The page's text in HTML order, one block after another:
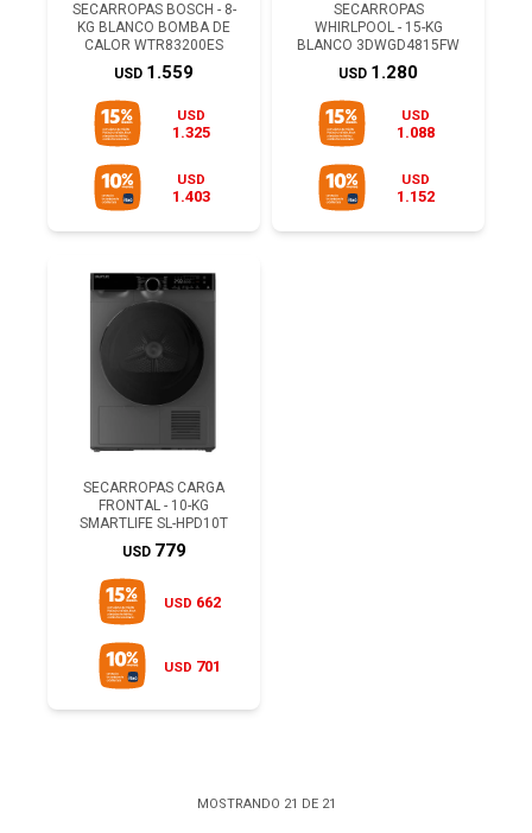
SECARROPAS BOSCH - 8-
KG BLANCO BOMBA DE
CALOR WTR83200ES
USD 1.559
USD
1.325
USD
1.403
SECARROPAS
WHIRLPOOL - 15-KG
BLANCO 3DWGD4815FW
USD 1.280
USD
1.088
USD
1.152
SECARROPAS CARGA
FRONTAL - 10-KG
SMARTLIFE SL-HPD10T
USD 779
USD 662
USD 701
MOSTRANDO 21 DE 21